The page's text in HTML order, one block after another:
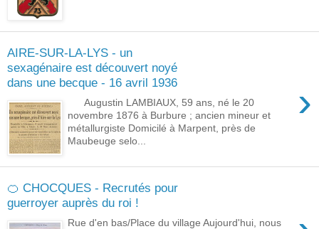
AIRE-SUR-LA-LYS - un
sexagénaire est découvert noyé
dans une becque - 16 avril 1936
›
Augustin LAMBIAUX, 59 ans, né le 20
novembre 1876 à Burbure ; ancien mineur et
métallurgiste Domicilé à Marpent, près de
Maubeuge selo...
🍊 CHOCQUES - Recrutés pour
guerroyer auprès du roi !
Rue d'en bas/Place du village Aujourd'hui, nous